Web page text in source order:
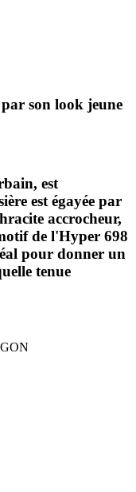
son look jeune
est
est égayée par
accrocheur,
de l'Hyper 698
pour donner un
tenue